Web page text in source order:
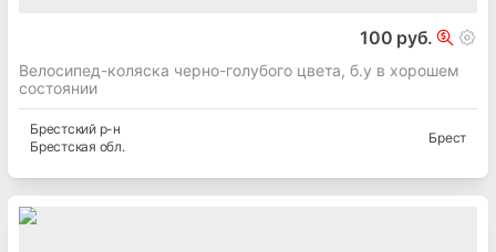
100 руб.
Велосипед-коляска черно-голубого цвета, б.у в хорошем
состоянии
Брестскийр-н
Брестская обл.
Брест